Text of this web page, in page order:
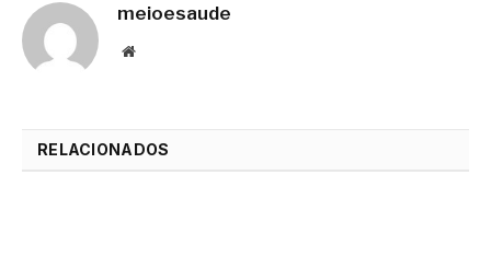
meioesaude
Website
RELACIONADOS